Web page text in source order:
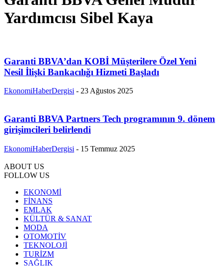
Yardımcısı Sibel Kaya
Garanti BBVA’dan KOBİ Müşterilere Özel Yeni
Nesil İlişki Bankacılığı Hizmeti Başladı
EkonomiHaberDergisi - 23 Ağustos 2025
Garanti BBVA Partners Tech programının 9. dönem
girişimcileri belirlendi
EkonomiHaberDergisi - 15 Temmuz 2025
ABOUT US
FOLLOW US
EKONOMİ
FİNANS
EMLAK
KÜLTÜR & SANAT
MODA
OTOMOTİV
TEKNOLOJİ
TURİZM
SAĞLIK